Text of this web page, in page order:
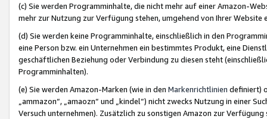
(c) Sie werden Programminhalte, die nicht mehr auf einer Amazon-
mehr zur Nutzung zur Verfügung stehen, umgehend von Ihrer
(d) Sie werden keine Programminhalte, einschließlich in den
eine Person bzw. ein Unternehmen ein bestimmtes Produkt, eine
geschäftlichen Beziehung oder Verbindung zu diesen steht
Programminhalten).
(e) Sie werden Amazon-Marken (wie in den Markenrichtlinien definiert)
„ammazon“, „amaozn“ und „kindel“) nicht zwecks Nutzung in einer
Versuch unternehmen). Zusätzlich zu sonstigen Amazon zur